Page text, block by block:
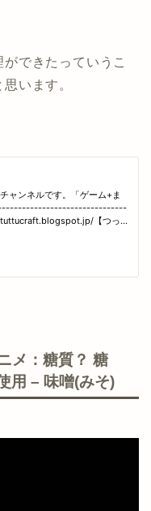
できたっていうこ
います。
メ：糖質？ 糖
用 – 味噌(みそ)